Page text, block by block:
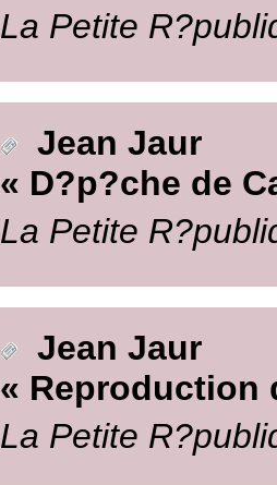
La Petite
Jean Jaur
« D?p?che de
La Petite
Jean Jaur
« Reproduction
La Petite